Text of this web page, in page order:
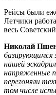
Рейсы были
Летчики
весь
Николай
базирующимся
нашей
напряженные
перегоняли
том числе